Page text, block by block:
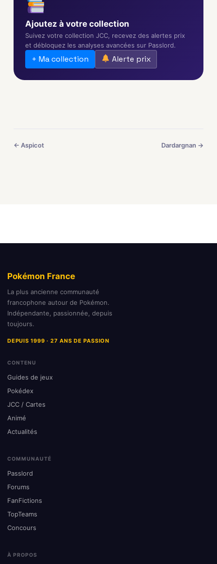
Ajoutez à votre collection
Suivez votre collection JCC, recevez des alertes prix
et débloquez les analyses avancées sur Passlord.
+ Ma collection Alerte prix
← Aspicot Dardargnan →
Pokémon France
La plus ancienne communauté
francophone autour de Pokémon.
Indépendante, passionnée, depuis
toujours.
DEPUIS 1999 · 27 ANS DE PASSION
CONTENU
Guides de jeux
Pokédex
JCC / Cartes
Animé
Actualités
COMMUNAUTÉ
Passlord
Forums
FanFictions
TopTeams
Concours
À PROPOS